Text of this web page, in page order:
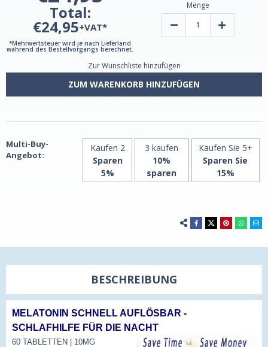
Total:
€24,95+VAT*
*Mehrwertsteuer wird je nach Lieferland
während des Bestellvorgangs berechnet.
Menge
Verringern
Melatonin
10mg
Fast-
60
Natrol
Erhöhen
10mg
60
Natrol
Zur Wunschliste hinzufügen
ZUM WARENKORB HINZUFÜGEN
Multi-Buy-
Angebot:
Kaufen 2
Sparen
5%
3 kaufen
10%
sparen
Kaufen Sie 5+
Sparen Sie
15%
BESCHREIBUNG
MELATONIN SCHNELL AUFLÖSBAR -
SCHLAFHILFE FÜR DIE NACHT
60 TABLETTEN | 10MG